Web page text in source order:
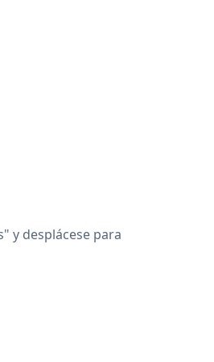
y desplácese para